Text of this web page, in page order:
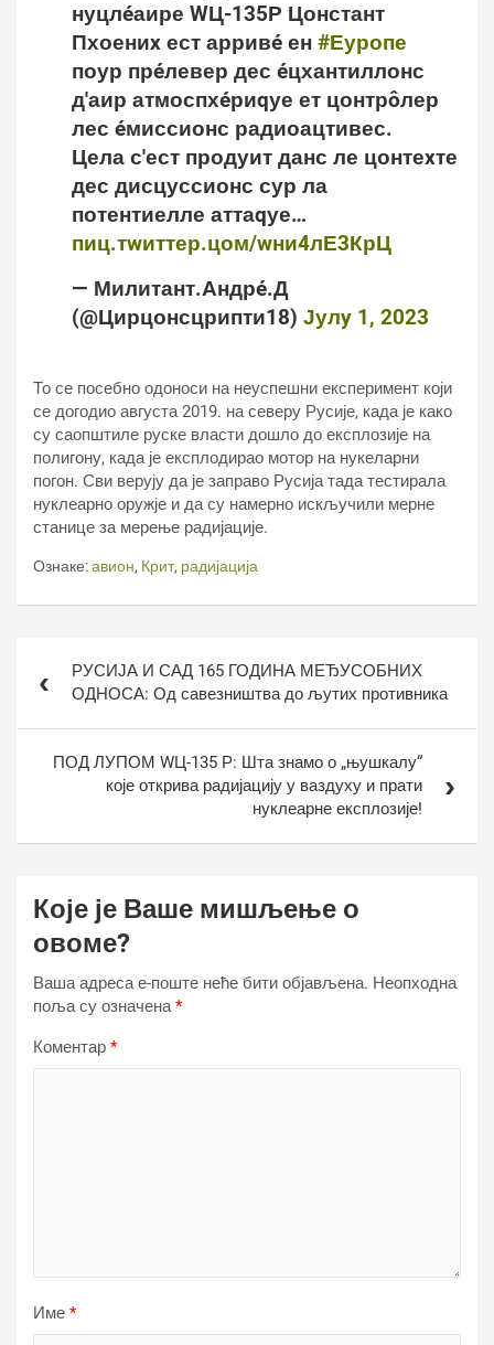
нуцлéаире WЦ-135Р Цонстант
Пхоениx ест арривé ен #Еуропе
поур прéлевер дес éцхантиллонс
д'аир атмоспхéриqуе ет цонтрôлер
лес éмиссионс радиоацтивес.
Цела с'ест продуит данс ле цонтеxте
дес дисцуссионс сур ла
потентиелле аттаqуе…
пиц.тwиттер.цом/wни4лЕ3КрЦ
— Милитант.Андрé.Д
(@Цирцонсцрипти18) Јулy 1, 2023
То се посебно одоноси на неуспешни експеримент који
се догодио августа 2019. на северу Русије, када је како
су саопштиле руске власти дошло до експлозије на
полигону, када је експлодирао мотор на нукеларни
погон. Сви верују да је заправо Русија тада тестирала
нуклеарно оружје и да су намерно искључили мерне
станице за мерење радијације.
Ознаке:авион, Крит, радијација
чланкаРУСИЈА И САД 165 ГОДИНА МЕЂУСОБНИХ
ОДНОСА: Од савезништва до љутих противника
ПОД ЛУПОМ WЦ-135 Р: Шта знамо о „њушкалу“
које открива радијацију у ваздуху и прати
нуклеарне експлозије!
Које је Ваше мишљење о
овоме?
Ваша адреса е-поште неће бити објављена. Неопходна
поља су означена*
Коментар *
Име *